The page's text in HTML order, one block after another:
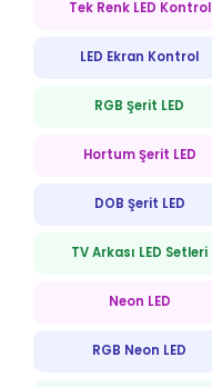
Tek Renk LED Kontrol
LED Ekran Kontrol
RGB Şerit LED
Hortum Şerit LED
DOB Şerit LED
TV Arkası LED Setleri
Neon LED
RGB Neon LED